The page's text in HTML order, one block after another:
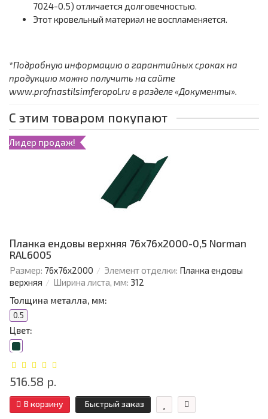
7024-0.5) отличается долговечностью.
Этот кровельный материал не воспламеняется.
*Подробную информацию о гарантийных сроках на
продукцию можно получить на сайте
www.profnastilsimferopol.ru в разделе «Документы».
С этим товаром покупают
Лидер продаж!
Планка ендовы верхняя 76х76х2000-0,5 Norman
RAL6005
Размер: 76х76х2000 Элемент отделки: Планка ендовы
верхняя
Ширина листа, мм: 312
Толщина металла, мм:
0.5
Цвет:
516.58 р.
В корзину Быстрый заказ